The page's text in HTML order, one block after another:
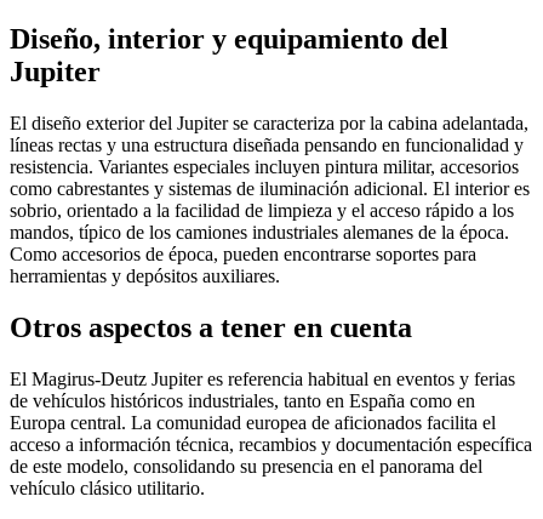
Diseño, interior y equipamiento del
Jupiter
El diseño exterior del Jupiter se caracteriza por la cabina adelantada,
líneas rectas y una estructura diseñada pensando en funcionalidad y
resistencia. Variantes especiales incluyen pintura militar, accesorios
como cabrestantes y sistemas de iluminación adicional. El interior es
sobrio, orientado a la facilidad de limpieza y el acceso rápido a los
mandos, típico de los camiones industriales alemanes de la época.
Como accesorios de época, pueden encontrarse soportes para
herramientas y depósitos auxiliares.
Otros aspectos a tener en cuenta
El Magirus-Deutz Jupiter es referencia habitual en eventos y ferias
de vehículos históricos industriales, tanto en España como en
Europa central. La comunidad europea de aficionados facilita el
acceso a información técnica, recambios y documentación específica
de este modelo, consolidando su presencia en el panorama del
vehículo clásico utilitario.